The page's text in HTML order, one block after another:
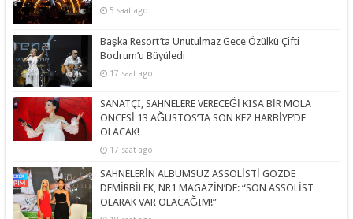
5 saat ago
Başka Resort’ta Unutulmaz Gece Özülkü Çifti
Bodrum’u Büyüledi
17 saat ago
SANATÇI, SAHNELERE VERECEĞİ KISA BİR MOLA
ÖNCESİ 13 AĞUSTOS’TA SON KEZ HARBİYE’DE
OLACAK!
17 saat ago
SAHNELERİN ALBÜMSÜZ ASSOLİSTİ GÖZDE
DEMİRBİLEK, NR1 MAGAZİN’DE: “SON ASSOLİST
OLARAK VAR OLACAĞIM!”